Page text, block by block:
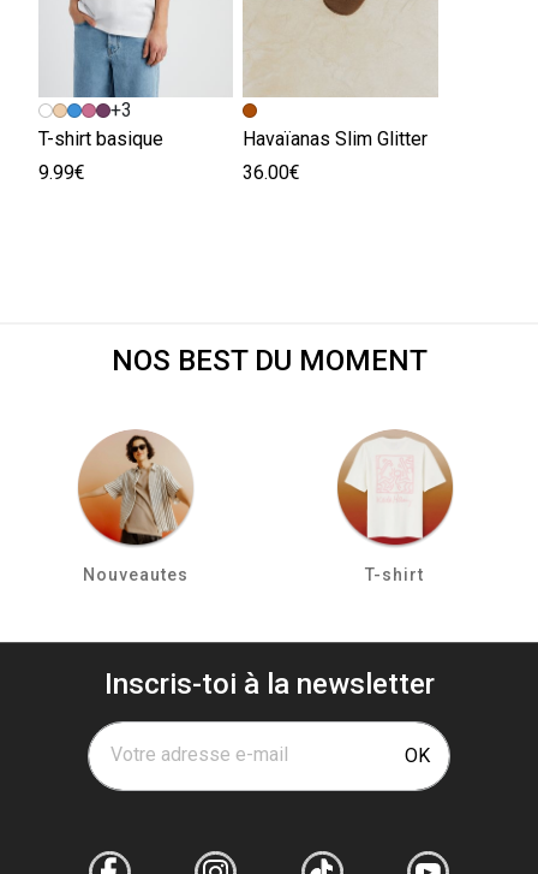
+3
T-shirt basique
9.99€
Havaïanas Slim Glitter
36.00€
NOS BEST DU MOMENT
Nouveautes T-shirt
Inscris-toi à la newsletter
Votre adresse e-mail OK